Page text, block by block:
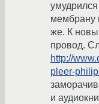
мембрану
же. К
провод.
http://
pleer-
и